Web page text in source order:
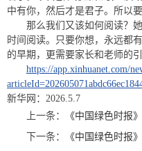
中有你，然后才是君子。所以
那么我们又该如何阅读？
时间阅读。只要你想，永远都
的早期，更需要家长和老师的引
https://app.xinhuanet.com/
新华网：2026.5.7
上一条：
《中国绿色时报
下一条：
《中国绿色时报